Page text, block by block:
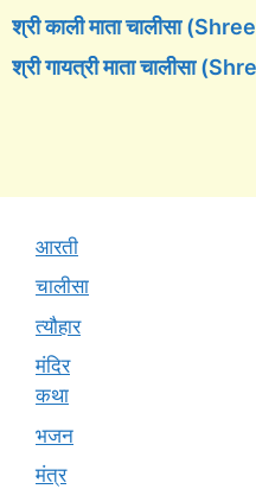
श्री काली माता चालीसा
श्री गायत्री माता चालीसा
आरती
चालीसा
त्यौहार
मंदिर
कथा
भजन
मंत्र